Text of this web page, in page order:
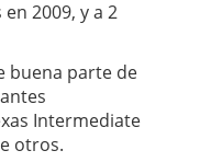
2009, y a 2
buena parte de
Intermediate
otros.